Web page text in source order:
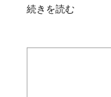
“来月の休診・代診
続きを読む